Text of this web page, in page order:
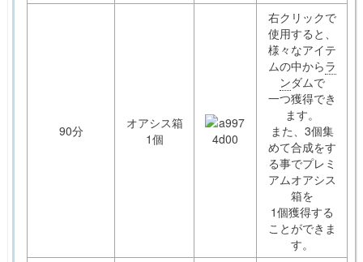
90分
オアシス箱
1個
右クリックで
使用すると、
様々なアイテ
ムの中からラ
ンダムで
一つ獲得でき
ます。
また、3個集
めて合成をす
る事でプレミ
アムオアシス
箱を
1個獲得する
ことができま
す。